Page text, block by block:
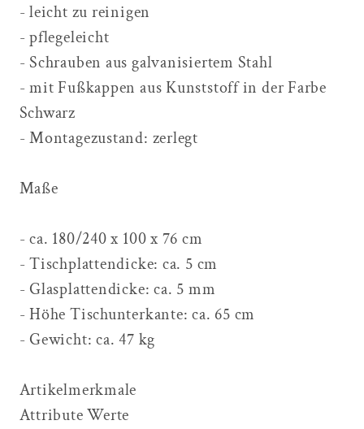
- leicht zu reinigen
- pflegeleicht
- Schrauben aus galvanisiertem Stahl
- mit Fußkappen aus Kunststoff in der Farbe
Schwarz
- Montagezustand: zerlegt
Maße
- ca. 180/240 x 100 x 76 cm
- Tischplattendicke: ca. 5 cm
- Glasplattendicke: ca. 5 mm
- Höhe Tischunterkante: ca. 65 cm
- Gewicht: ca. 47 kg
Artikelmerkmale
AttributeWerte